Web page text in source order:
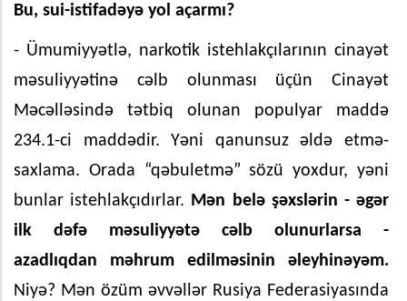
Bu, sui-istifadəyə yol açarmı?
- Ümumiyyətlə, narkotik istehlakçılarının cinayət
məsuliyyətinə cəlb olunması üçün Cinayət
Məcəlləsində tətbiq olunan populyar maddə
234.1-ci maddədir. Yəni qanunsuz əldə etmə-
saxlama. Orada “qəbuletmə” sözü yoxdur, yəni
bunlar istehlakçıdırlar. Mən belə şəxslərin - əgər
ilk dəfə məsuliyyətə cəlb olunurlarsa -
azadlıqdan məhrum edilməsinin əleyhinəyəm.
Niyə? Mən özüm əvvəllər Rusiya Federasiyasında